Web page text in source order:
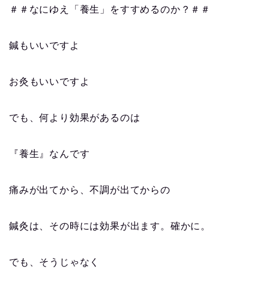
＃＃なにゆえ「養生」をすすめるのか？＃＃
鍼もいいですよ
お灸もいいですよ
でも、何より効果があるのは
『養生』なんです
痛みが出てから、不調が出てからの
鍼灸は、その時には効果が出ます。確かに。
でも、そうじゃなく